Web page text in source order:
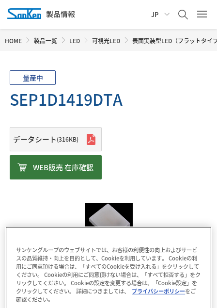
JP
HOME 製品一覧 LED 可視光LED 表面実装型LED（フラットタイ
量産中
SEP1D1419DTA
パッケージ : L×W×H： 3.5×2.8×1.2mm
RoHS : YES
データシート(316KB)
WEB販売 在庫確認
データダウンロード
サンケングループのウェブサイトでは、お客様の利便性の向上およびサービ
スの品質維持・向上を目的として、Cookieを利用しています。 Cookieの利
用にご同意頂ける場合は、「すべてのCookieを受け入れる」をクリックして
ください。 Cookieの利用にご同意頂けない場合は、「すべて拒否する」をク
リックしてください。 Cookieの設定を変更する場合は、「Cookie設定」を
クリックしてください。 詳細につきましては、
プライバシーポリシーをご
確認ください。